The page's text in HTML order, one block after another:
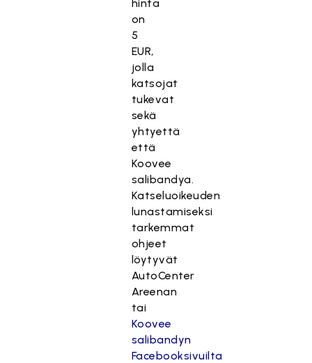
hinta
on
5
EUR,
jolla
katsojat
tukevat
sekä
yhtyettä
että
Koovee
salibandya.
Katseluoikeuden
lunastamiseksi
tarkemmat
ohjeet
löytyvät
AutoCenter
Areenan
tai
Koovee
salibandyn
Facebooksivuilta